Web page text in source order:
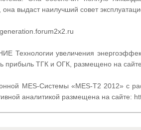
выдаст наилучший совет
увеличения
прибыль ТГК и ОГК, размещено на
MES-Системы «MES-T2 2012» с
аналитикой размещена на сайте: